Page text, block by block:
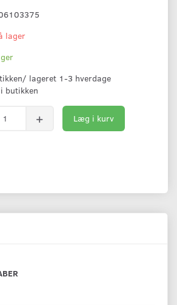
lager
lageret 1-3 hverdage
butikken
Læg i kurv